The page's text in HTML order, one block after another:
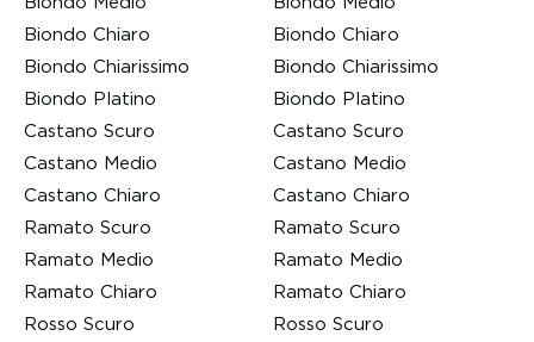
Biondo Chiaro
Biondo Chiarissimo
Biondo Platino
Castano Scuro
Castano Medio
Castano Chiaro
Ramato Scuro
Ramato Medio
Ramato Chiaro
Rosso Scuro
Biondo Chiaro
Biondo Chiarissimo
Biondo Platino
Castano Scuro
Castano Medio
Castano Chiaro
Ramato Scuro
Ramato Medio
Ramato Chiaro
Rosso Scuro